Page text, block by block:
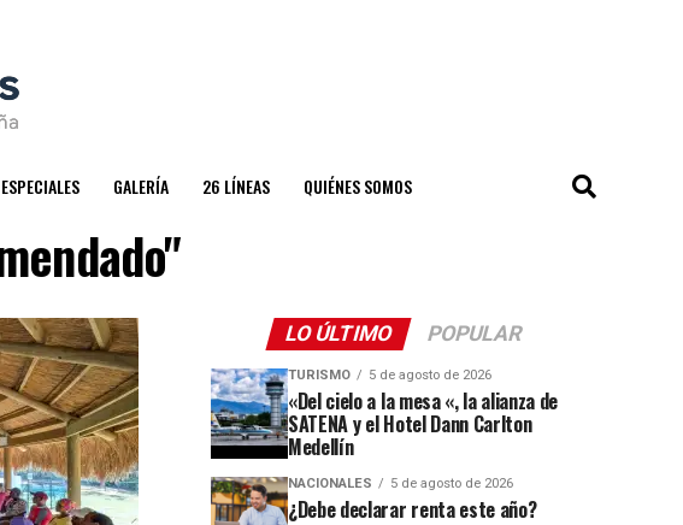
ESPECIALES GALERÍA 26 LÍNEAS QUIÉNES SOMOS
LO ÚLTIMO POPULAR
TURISMO 5 de agosto de 2026
«Del cielo a la mesa «, la alianza de
SATENA y el Hotel Dann Carlton
Medellín
NACIONALES 5 de agosto de 2026
¿Debe declarar renta este año?